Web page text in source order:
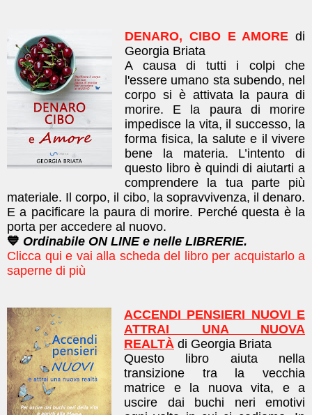
DENARO, CIBO E AMORE di
Georgia Briata
A causa di tutti i colpi che
l'essere umano sta subendo, nel
corpo si è attivata la paura di
morire. E la paura di morire
impedisce la vita, il successo, la
forma fisica, la salute e il vivere
bene la materia. L’intento di
questo libro è quindi di aiutarti a
comprendere la tua parte più
materiale. Il corpo, il cibo, la sopravvivenza, il denaro.
E a pacificare la paura di morire. Perché questa è la
porta per accedere al nuovo.
💙 Ordinabile ON LINE e nelle LIBRERIE.
Clicca qui e vai alla scheda del libro per acquistarlo a
saperne di più
ACCENDI PENSIERI NUOVI E
ATTRAI UNA NUOVA
REALTÀ di Georgia Briata
Questo libro aiuta nella
transizione tra la vecchia
matrice e la nuova vita, e a
uscire dai buchi neri emotivi